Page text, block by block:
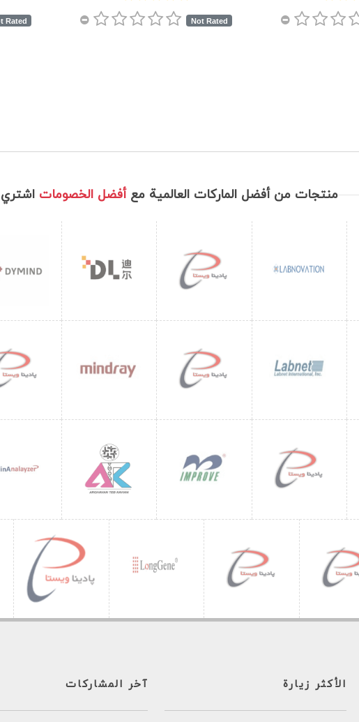
Not Rated
Rated
منتجات من أفضل الماركات العالمية معأفضل الخصومات
الأكثر زيارة آخر المشاركات